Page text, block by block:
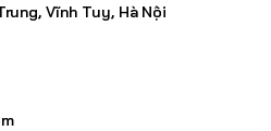
Vĩnh Tuy, Hà Nội